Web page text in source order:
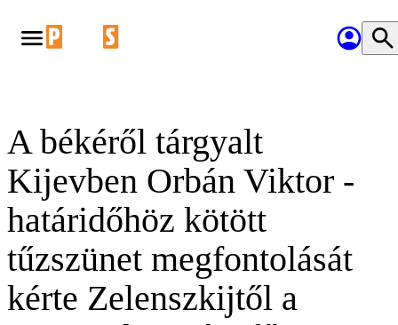
A békéről tárgyalt
Kijevben Orbán Viktor -
határidőhöz kötött
tűzszünet megfontolását
kérte Zelenszkijtől a